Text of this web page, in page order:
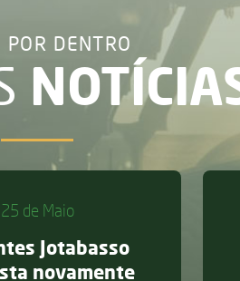
DENTRO
25 de Maio
Jotabasso
novamente